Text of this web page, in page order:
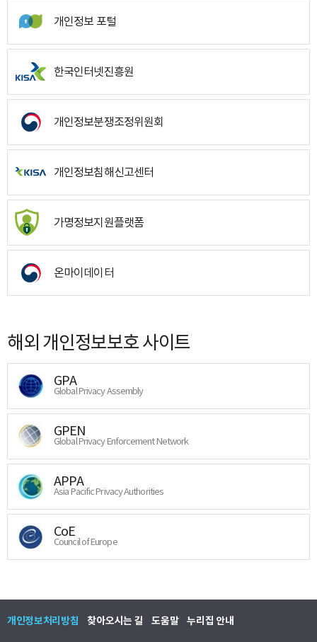
개인정보 포털
한국인터넷진흥원
개인정보분쟁조정위원회
개인정보침해신고센터
가명정보지원플랫폼
온마이데이터
해외 개인정보보호 사이트
GPA
Global Privacy Assembly
GPEN
Global Privacy Enforcement Network
APPA
Asia Pacific Privacy Authorities
CoE
Council of Europe
개인정보처리방침 찾아오시는 길 도움말 누리집 안내